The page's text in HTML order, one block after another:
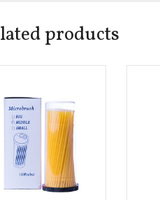
products